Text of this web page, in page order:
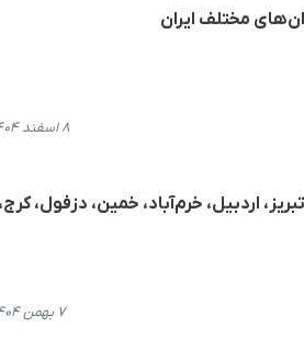
۸ اسفند ۱۴۰۴، ۲۱:۰۰
یاسوج، تبریز، اردبیل، خرم‌آباد، خمین، دزفول،
۷ بهمن ۱۴۰۴، ۰۱:۲۸